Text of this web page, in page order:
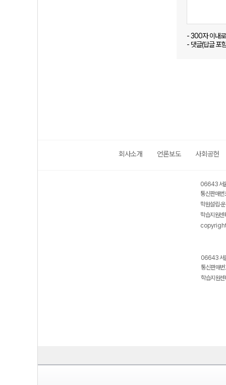
- 300자 이내
- 댓글(답글 포
회사소개 언론보도 사회공헌
06643 서
통신판매
학원설립·
학습지원
06643 서
통신판매
학습지원